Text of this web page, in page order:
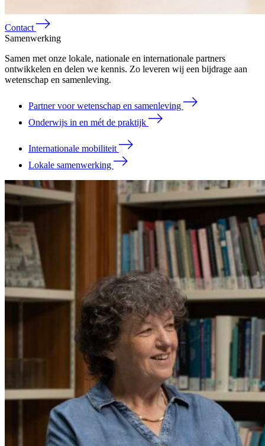
Contact
Samenwerking
Samen met onze lokale, nationale en internationale partners
ontwikkelen en delen we kennis. Zo leveren wij een bijdrage aan
wetenschap en samenleving.
Partner voor wetenschap en samenleving
Onderwijs in en mét de praktijk
Internationale mobiliteit
Lokale samenwerking